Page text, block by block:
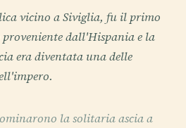
vicino a Siviglia, fu il primo
dall'Hispania e la
era diventata una delle
la solitaria ascia a